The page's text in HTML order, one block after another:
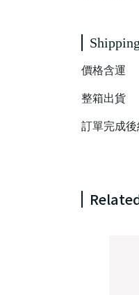
價格含運
整箱出貨
訂單完成